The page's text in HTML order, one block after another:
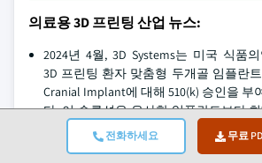
전화하세요 무료
의료용 3D 프린팅 산업 뉴스:
2024년 4월, 3D Systems는 미국 식품
3D 프린팅 환자 맞춤형 두개골 임플란트
Cranial Implant에 대해 510(k) 승인을 부
다. 이 솔루션은 유사한 임플란트보다
환자 맞춤형 두개골 임플란트를 제작할
게 절감할 수 있습니다. 이번 승인을 통